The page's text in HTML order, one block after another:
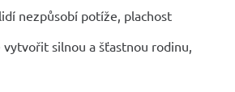
nezpůsobí potíže, plachost
silnou a šťastnou rodinu,